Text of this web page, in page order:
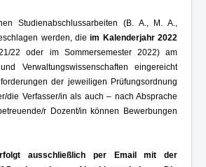
Studienabschlussarbeiten (B. A., M. A.,
werden, dieim Kalenderjahr 2022
22 oder im Sommersemester 2022) am
Verwaltungswissenschaften eingereicht
der jeweiligen Prüfungsordnung
die Verfasser/in als auch – nach Absprache
r Dozent/in können Bewerbungen
ausschließlich per Email mit der